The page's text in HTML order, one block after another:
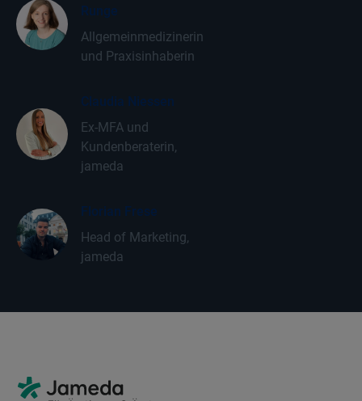
Runge
Allgemeinmedizinerin
und Praxisinhaberin
Claudia Niessen
Ex-MFA und
Kundenberaterin,
jameda
Florian Frese
Head of Marketing,
jameda